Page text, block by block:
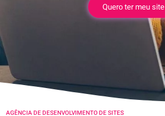
Quero ter meu site
AGÊNCIA DE DESENVOLVIMENTO DE SITES